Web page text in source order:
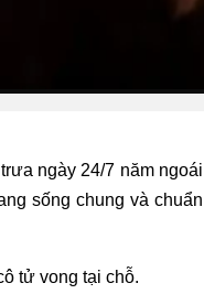
ngày 24/7 năm ngoái
sống chung và chuẩn
tử vong tại chỗ.